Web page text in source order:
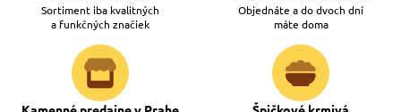
Sortiment iba kvalitných
a funkčných značiek
Objednáte a do dvoch dní
máte doma